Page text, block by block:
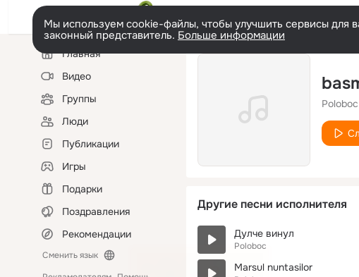
Мы используем cookie-файлы, чтобы улучшить сервисы для
законный представитель. Больше информации
Левая
колонкаГлавная
Видео
Группы
Люди
Публикации
Игры
Подарки
Поздравления
Рекомендации
Сменить язык
Poloboc
Другие песни исполнителя
Дулче винул
Poloboc
Marsul nuntasilor